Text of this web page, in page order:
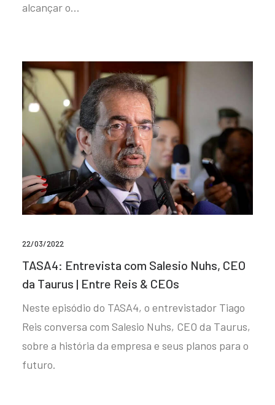
alcançar o…
22/03/2022
TASA4: Entrevista com Salesio Nuhs, CEO
da Taurus | Entre Reis & CEOs
Neste episódio do TASA4, o entrevistador Tiago
Reis conversa com Salesio Nuhs, CEO da Taurus,
sobre a história da empresa e seus planos para o
futuro.